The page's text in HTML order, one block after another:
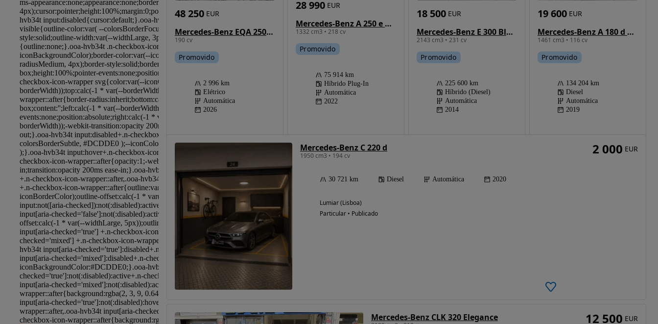
Mercedes-Benz EQA 250+ AMG Line
190 cv
48 250 EUR
Promovido
2 996 km
Elétrico
Automática
2026
Mercedes-Benz A 250 e AMG Line
1332 cm3 • 218 cv
28 990 EUR
Promovido
75 914 km
Híbrido Plug-In
Automática
2022
Mercedes-Benz E 300 Bluetec Hybrid Avantgarde
2143 cm3 • 231 cv
18 500 EUR
Promovido
225 600 km
Híbrido (Diesel)
Automática
2014
Mercedes-Benz A 180 d Style Aut.
1461 cm3 • 116 cv
19 600 EUR
Promovido
134 204 km
Diesel
Automática
2019
Mercedes-Benz C 220 d
1950 cm3 • 194 cv
30 721 km Diesel Automática 2020
Lumiar (Lisboa)
Particular • Publicado
2 000 EUR
Mercedes-Benz CLK 320 Elegance 12 500 EUR